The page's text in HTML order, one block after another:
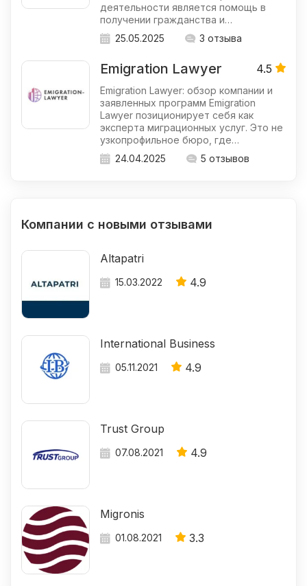
Компании с новыми отзывами
Altapatri
15.03.2022 4.9
International Business
05.11.2021 4.9
Trust Group
07.08.2021 4.9
Migronis
01.08.2021 3.3
деятельности является помощь в
получении гражданства и…
25.05.2025
3 отзыва
Emigration Lawyer 4.5
Emigration Lawyer: обзор компании и
заявленных программ Emigration
Lawyer позиционирует себя как
эксперта миграционных услуг. Это не
узкопрофильное бюро, где…
24.04.2025
5 отзывов